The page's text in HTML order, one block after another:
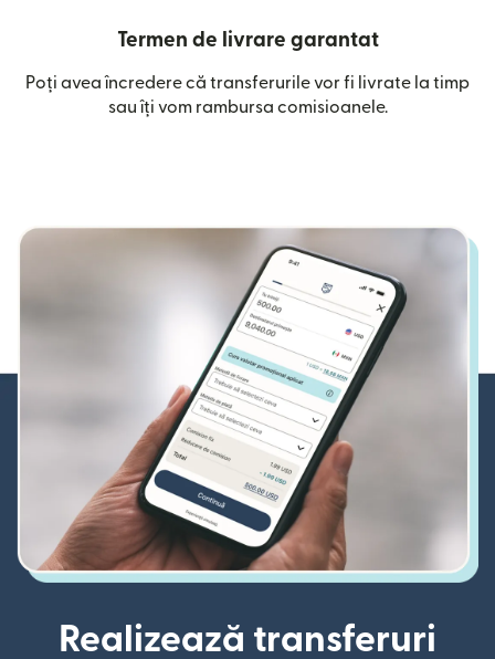
Termen de livrare garantat
Poți avea încredere că transferurile vor fi livrate la timp
sau îți vom rambursa comisioanele.
Realizează transferuri